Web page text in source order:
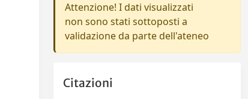
Attenzione! I dati visualizzati
non sono stati sottoposti a
validazione da parte dell'ateneo
Citazioni